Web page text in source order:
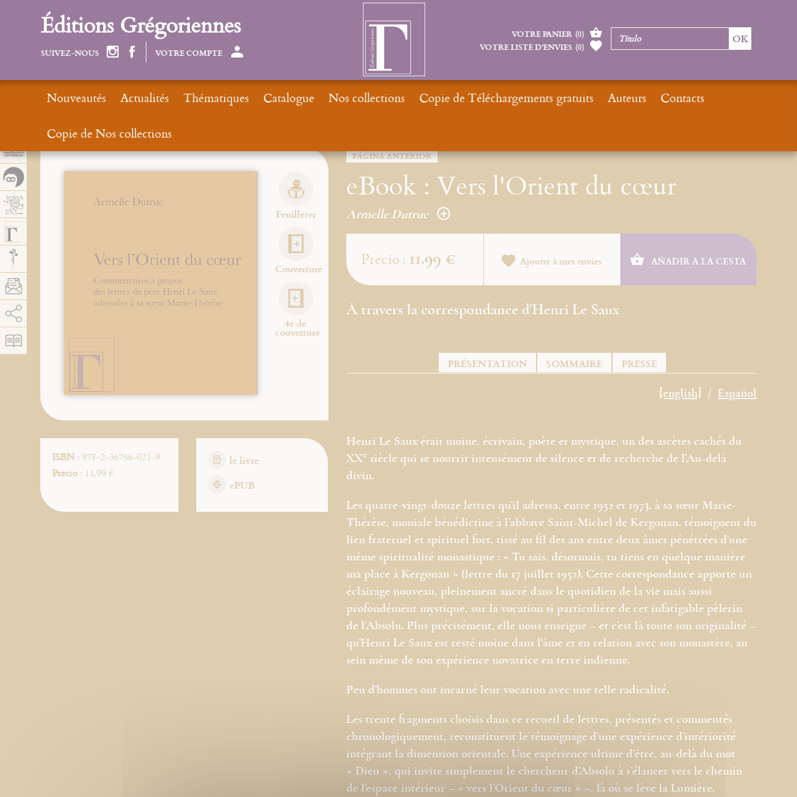
PÁGINA ANTERIOR
eBook : Vers l'Orient du cœur
Armelle Dutruc
Feuilleter
Couverture
4e de
couverture
ISBN: 978-2-36766-021-9
Precio: 11.99 €
le livre
ePUB
Precio : 11.99 € Ajouter à mes envies AÑADIR A LA CESTA
À travers la correspondance d'Henri Le Saux
PRÉSENTATION SOMMAIRE PRESSE
[english] Español
Henri Le Saux était moine, écrivain, poète et mystique, un des ascètes cachés du
XXe siècle qui se nourrit intensément de silence et de recherche de l’Au-delà
divin.
Les quatre-vingt-douze lettres qu’il adressa, entre 1952 et 1973, à sa sœur Marie-
Thérèse, moniale bénédictine à l’abbaye Saint-Michel de Kergonan, témoignent du
lien fraternel et spirituel fort, tissé au fil des ans entre deux âmes pénétrées d’une
même spiritualité monastique : « Tu sais, désormais, tu tiens en quelque manière
ma place à Kergonan » (lettre du 17 juillet 1952). Cette correspondance apporte un
éclairage nouveau, pleinement ancré dans le quotidien de la vie mais aussi
profondément mystique, sur la vocation si particulière de cet infatigable pèlerin
de l’Absolu. Plus précisément, elle nous enseigne – et c’est là toute son originalité –
qu’Henri Le Saux est resté moine dans l'âme et en relation avec son monastère, au
sein même de son expérience novatrice en terre indienne.
Peu d’hommes ont incarné leur vocation avec une telle radicalité.
Les trente fragments choisis dans ce recueil de lettres, présentés et commentés
chronologiquement, reconstituent le témoignage d’une expérience d’intériorité
intégrant la dimension orientale. Une expérience ultime d’être, au-delà du mot
« Dieu », qui invite simplement le chercheur d’Absolu à s’élancer vers le chemin
de l’espace intérieur – « vers l’Orient du cœur » –, là où se lève la Lumière.
Éditions Grégoriennes
SUIVEZ-NOUS VOTRE COMPTE
VOTRE PANIER (0)
VOTRE LISTE D’ENVIES (0)
Nouveautés Actualités Thématiques Catalogue Nos collections Copie de Téléchargements gratuits Auteurs
Contacts
Copie de Nos collections
Panel de gestión de cookies